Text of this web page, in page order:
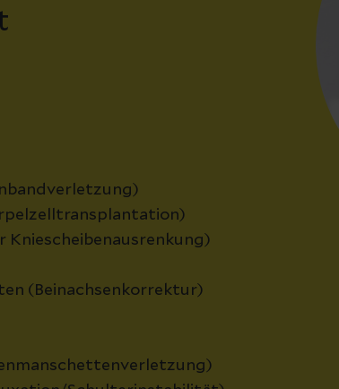
Kniescheibenausrenkung)
(Beinachsenkorrektur)